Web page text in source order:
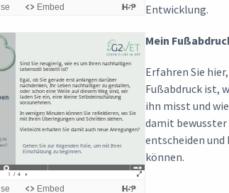
Entwicklung.
Mein
Erfahren Sie
Fußabdruck ist,
ihn misst und
damit bewusster
entscheiden und
können.